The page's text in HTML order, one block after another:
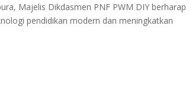
Majelis Dikdasmen PNF PWM DIY berharap
pendidikan modern dan meningkatkan